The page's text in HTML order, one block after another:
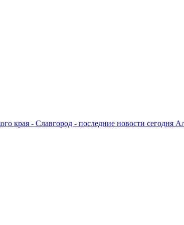
края - Славгород - последние новости сегодня